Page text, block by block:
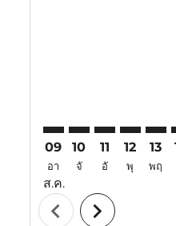
09
อา
ส.ค.
10
จั
11
อั
12
พุ
13
พฤ
chevron_left chevron_right